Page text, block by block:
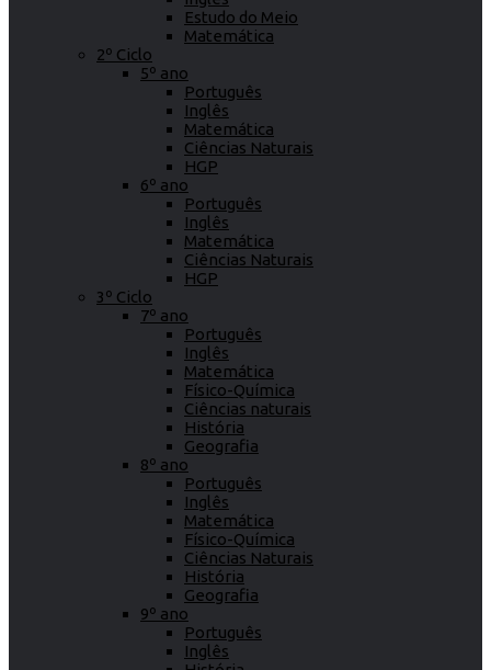
Estudo do Meio
Matemática
2º Ciclo
5º ano
Português
Inglês
Matemática
Ciências Naturais
HGP
6º ano
Português
Inglês
Matemática
Ciências Naturais
HGP
3º Ciclo
7º ano
Português
Inglês
Matemática
Físico-Química
Ciências naturais
História
Geografia
8º ano
Português
Inglês
Matemática
Físico-Química
Ciências Naturais
História
Geografia
9º ano
Português
Inglês